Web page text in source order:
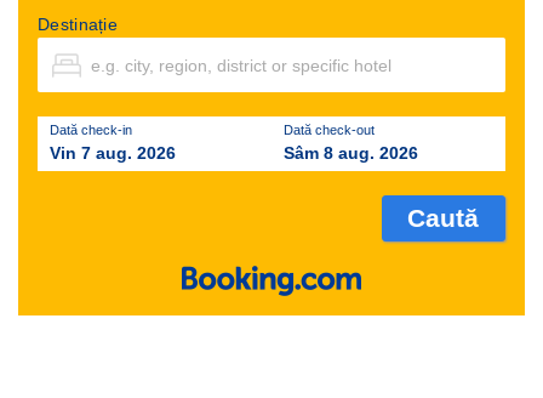
Destinație
Dată check-in
Vin 7 aug. 2026
Dată check-out
Sâm 8 aug. 2026